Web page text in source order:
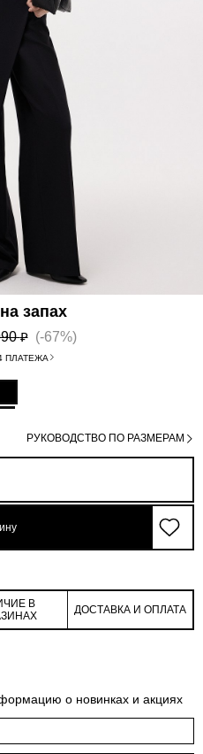
запах
₽ (-67%)
ПЛАТЕЖА
РУКОВОДСТВО ПО РАЗМЕРАМ
Таблица размеров
В
ДОСТАВКА И ОПЛАТА
о новинках и акциях